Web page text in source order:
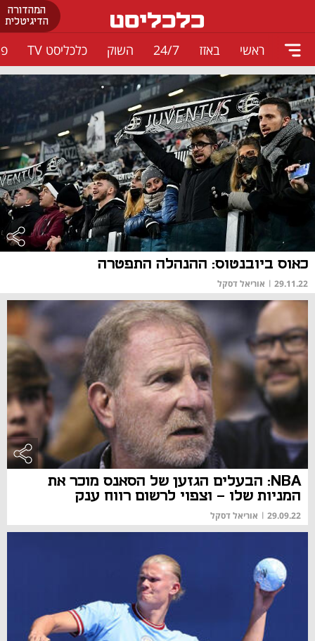
המהדורה
הדיגיטלית
ראשי באזז 24/7 השוק כלכליסט TV
כאוס ביובנטוס: ההנהלה התפטרה
29.11.22
| אוריאל דסקל
NBA: הבעלים הגזען של הסאנס מוכר את
המניות שלו - וצפוי לרשום רווח ענק
29.09.22
| אוריאל דסקל